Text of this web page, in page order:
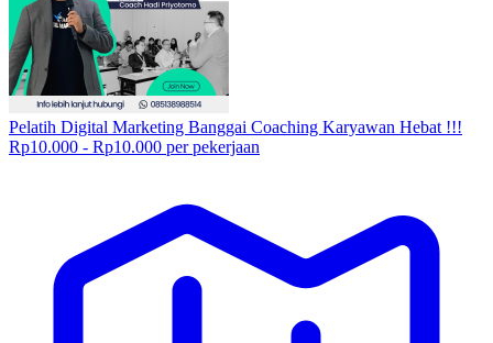
Pelatih Digital Marketing Banggai Coaching Karyawan Hebat !!!
Rp10.000 - Rp10.000 per pekerjaan